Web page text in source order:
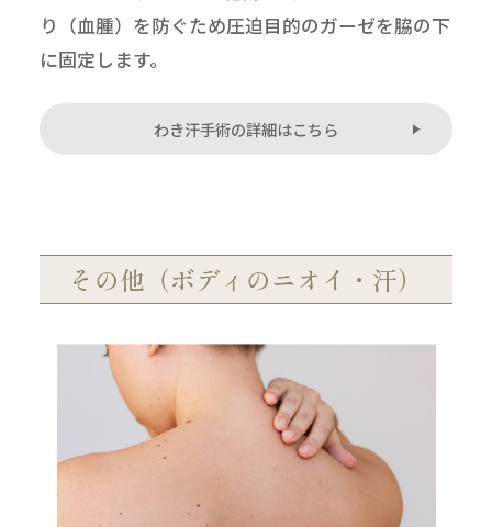
り（血腫）を防ぐため圧迫目的のガーゼを脇の下
に固定します。
わき汗手術の詳細はこちら
その他（ボディのニオイ・汗）